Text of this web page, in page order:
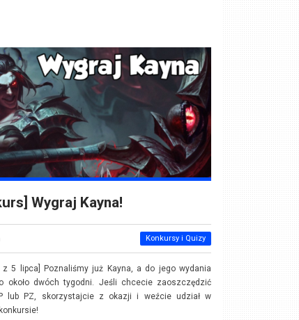
Wygraj Kayna!
Konkursy i Quizy
z 5 lipca] Poznaliśmy już Kayna, a do jego wydania
około dwóch tygodni. Jeśli chcecie zaoszczędzić
lub PZ, skorzystajcie z okazji i weźcie udział w